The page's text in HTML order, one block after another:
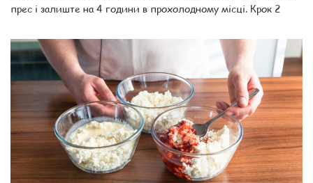
прес і залиште на 4 години в прохолодному місці. Крок 2